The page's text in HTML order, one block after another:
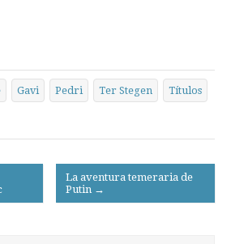
Gavi Pedri Ter Stegen Títulos
La aventura temeraria de
Putin →